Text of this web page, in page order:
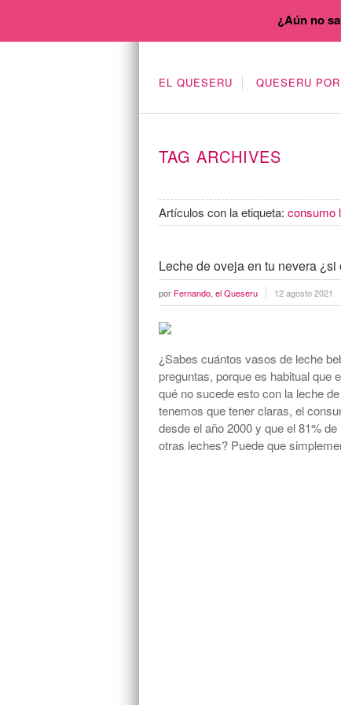
EL QUESERU QUESERU
TAG ARCHIVES
Artículos con la etiqueta: consumo
Leche de oveja en tu nevera ¿si
por Fernando, el Queseru 12 agosto 2021
¿Sabes cuántos vasos de leche
preguntas, porque es habitual que
qué no sucede esto con la leche
tenemos que tener claras, el
desde el año 2000 y que el 81%
otras leches? Puede que
¿Aún no